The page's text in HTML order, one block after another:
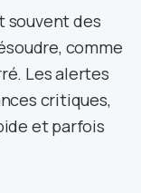
souvent des
comme
Les alertes
critiques,
et parfois